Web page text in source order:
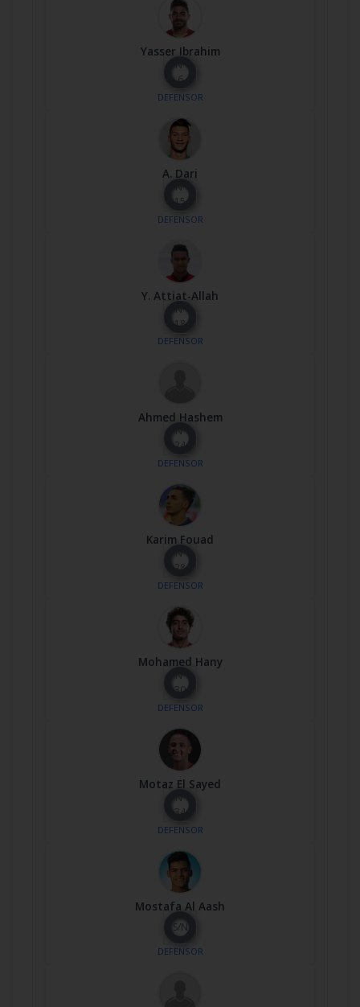
Yasser Ibrahim
Nº
6
DEFENSOR
A. Dari
Nº
15
DEFENSOR
Y. Attiat-Allah
Nº
18
DEFENSOR
Ahmed Hashem
Nº
24
DEFENSOR
Karim Fouad
Nº
28
DEFENSOR
Mohamed Hany
Nº
30
DEFENSOR
Motaz El Sayed
Nº
34
DEFENSOR
Mostafa Al Aash
S/N
DEFENSOR